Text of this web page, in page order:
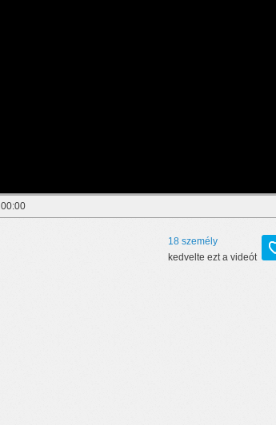
00:00
18 személy
kedvelte ezt a videót